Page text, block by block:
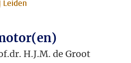
Leiden
H.J.M. de Groot